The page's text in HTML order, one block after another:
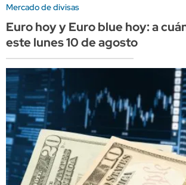
Mercado de divisas
Euro hoy y Euro blue hoy: a
este lunes 10 de agosto